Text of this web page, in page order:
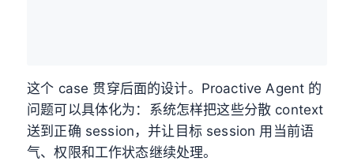
这个 case 贯穿后面的设计。Proactive Agent 的
问题可以具体化为：系统怎样把这些分散 context
送到正确 session，并让目标 session 用当前语
气、权限和工作状态继续处理。